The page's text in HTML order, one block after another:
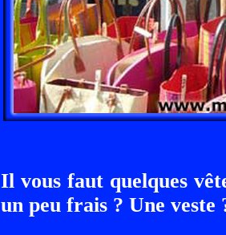
Il vous faut quelques
un peu frais ? Une veste